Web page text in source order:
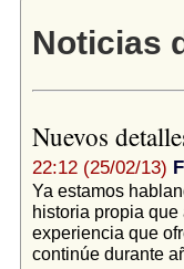
Noticias
Nuevos
22:12 (25/02/13)
Ya estamos
historia propia
experiencia que
continúe durante